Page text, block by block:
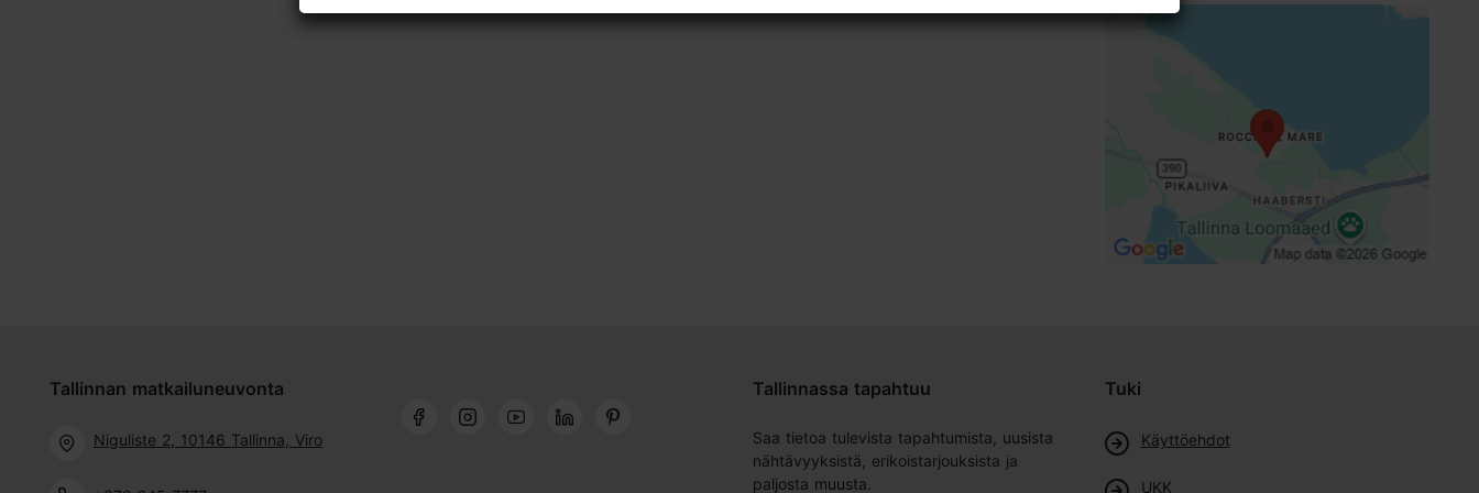
Tallinnan matkailuneuvonta
Niguliste 2, 10146 Tallinna, Viro
Tallinnassa tapahtuu
Saa tietoa tulevista tapahtumista, uusista
nähtävyyksistä, erikoistarjouksista ja
paljosta muusta.
Tuki
Käyttöehdot
UKK